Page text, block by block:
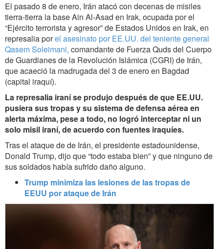
El pasado 8 de enero, Irán atacó con decenas de misiles
tierra-tierra la base Ain Al-Asad en Irak, ocupada por el
“Ejército terrorista y agresor” de Estados Unidos en Irak, en
represalia porel asesinato por EE.UU. del teniente general
Qasem Soleimani, comandante de Fuerza Quds del Cuerpo
de Guardianes de la Revolución Islámica (CGRI) de Irán,
que acaeció la madrugada del 3 de enero en Bagdad
(capital iraquí).
La represalia iraní se produjo después de que EE.UU.
pusiera sus tropas y su sistema de defensa aérea en
alerta máxima, pese a todo, no logró interceptar ni un
solo misil iraní, de acuerdo con fuentes iraquíes.
Tras el ataque de de Irán, el presidente estadounidense,
Donald Trump, dijo que “todo estaba bien” y que ninguno de
sus soldados había sufrido daño alguno.
Trump minimiza las lesiones de las tropas de
EEUU por ataque de Irán